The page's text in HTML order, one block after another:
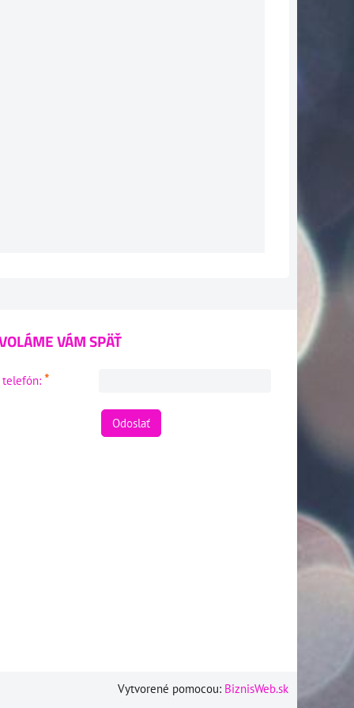
VÁM SPÄŤ
telefón: *
Odoslať
Vytvorené pomocou: BiznisWeb.sk